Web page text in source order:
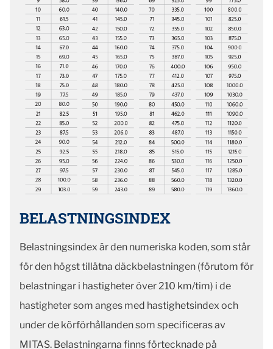
BELASTNINGSINDEX
Belastningsindex är den numeriska koden, som står
för den högst tillåtna däckbelastningen (förutom för
belastningar i hastigheter över 210 km/tim) i de
hastigheter som anges med hastighetsindex och
under de körförhållanden som specificeras av
MITAS. Belastningarna finns förtecknade på